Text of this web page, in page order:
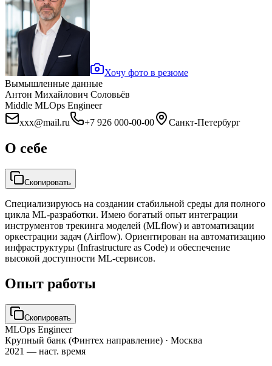
Хочу фото в резюме
Вымышленные данные
Антон Михайлович Соловьёв
Middle MLOps Engineer
xxx@mail.ru
+7 926 000-00-00 Санкт-Петербург
О себе
Скопировать
Специализируюсь на создании стабильной среды для полного
цикла ML-разработки. Имею богатый опыт интеграции
инструментов трекинга моделей (MLflow) и автоматизации
оркестрации задач (Airflow). Ориентирован на автоматизацию
инфраструктуры (Infrastructure as Code) и обеспечение
высокой доступности ML-сервисов.
Опыт работы
Скопировать
MLOps Engineer
Крупный банк (Финтех направление) · Москва
2021 — наст. время